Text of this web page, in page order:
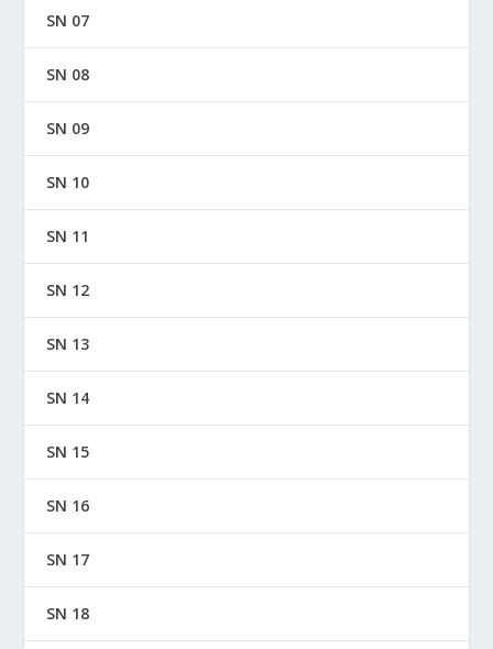
SN 07
SN 08
SN 09
SN 10
SN 11
SN 12
SN 13
SN 14
SN 15
SN 16
SN 17
SN 18